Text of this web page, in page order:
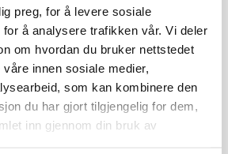
preg, for å levere sosiale
å analysere trafikken vår. Vi deler
om hvordan du bruker nettstedet
innen sosiale medier,
som kan kombinere den
du har gjort tilgjengelig for dem,
inn gjennom din bruk av